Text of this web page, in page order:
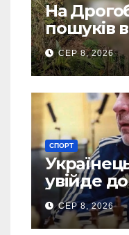
На
пошуків
зниклого
СЕР 8, 2026
СПОРТ
увійде до
шахової
СЕР 8, 2026